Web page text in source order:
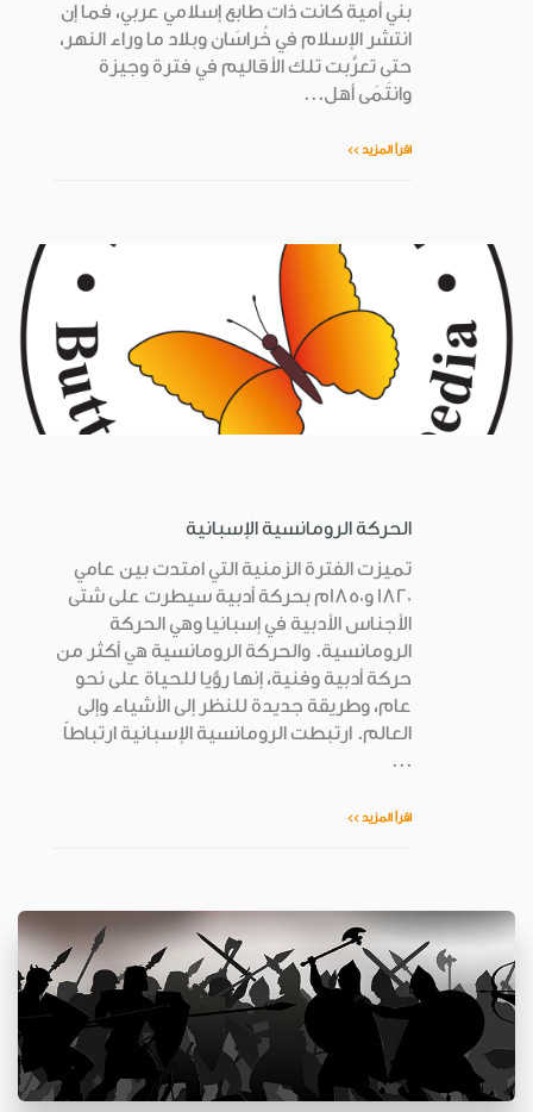
بني أمية كانت ذات طابع إسلامي عربي، فما إن
انتشر الإسلام في خُراسَان وبلاد ما وراء النهر،
حتى تعرَّبت تلك الأقاليم في فترة وجيزة
وانتَمَى أهل...
اقرأ المزيد >>
الحركة الرومانسية الإسبانية
تميزت الفترة الزمنية التي امتدت بين عامي
1820 و1850م بحركة أدبية سيطرت على شتى
الأجناس الأدبية في إسبانيا وهي الحركة
الرومانسية. والحركة الرومانسية هي أكثر من
حركة أدبية وفنية، إنها رؤيا للحياة على نحو
عام، وطريقة جديدة للنظر إلى الأشياء وإلى
العالم. ارتبطت الرومانسية الإسبانية ارتباطاً
...
اقرأ المزيد >>